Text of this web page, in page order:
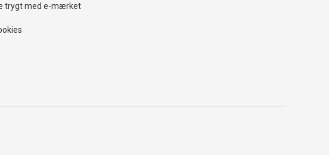
trygt med e-mærket